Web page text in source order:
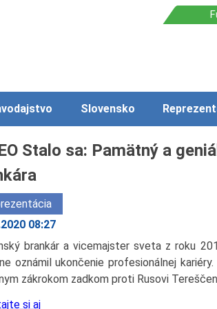
Slovensko
Stalo sa: Pamätný a
08:27
brankár a vicemajster sveta z roku
oznámil ukončenie profesionálnej
zákrokom zadkom proti Rusovi
si aj